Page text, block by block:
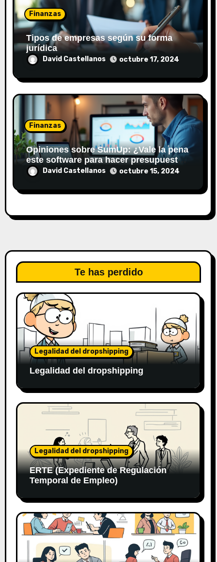
Finanzas
Tipos de empresas según su forma
jurídica
David Castellanos octubre 17, 2024
Finanzas
Opiniones sobre SumUp: ¿Vale la pena
este software para hacer presupuestos
y facturar?
David Castellanos octubre 15, 2024
Te has perdido
Legalidad del dropshipping
Legalidad del dropshipping
Legalidad del dropshipping
ERTE (Expediente de Regulación
Temporal de Empleo)